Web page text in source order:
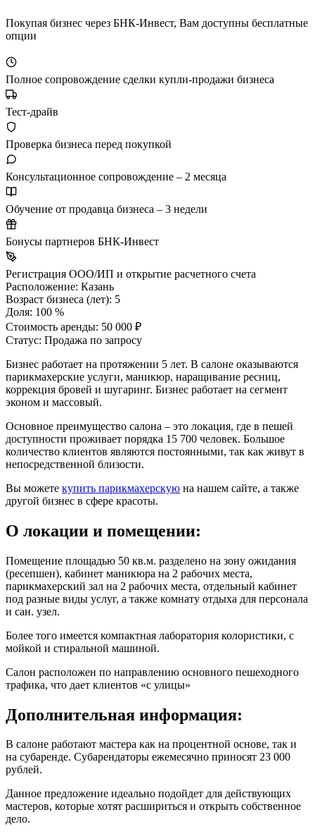
Покупая бизнес через БНК-Инвест, Вам доступны бесплатные
опции
Полное сопровождение сделки купли-продажи бизнеса
Тест-драйв
Проверка бизнеса перед покупкой
Консультационное сопровождение – 2 месяца
Обучение от продавца бизнеса – 3 недели
Бонусы партнеров БНК-Инвест
Регистрация ООО/ИП и открытие расчетного счета
Расположение: Казань
Возраст бизнеса (лет): 5
Доля: 100 %
Стоимость аренды: 50 000 ₽
Статус: Продажа по запросу
Бизнес работает на протяжении 5 лет. В салоне оказываются
парикмахерские услуги, маникюр, наращивание ресниц,
коррекция бровей и шугаринг. Бизнес работает на сегмент
эконом и массовый.
Основное преимущество салона – это локация, где в пешей
доступности проживает порядка 15 700 человек. Большое
количество клиентов являются постоянными, так как живут в
непосредственной близости.
Вы можете купить парикмахерскую на нашем сайте, а также
другой бизнес в сфере красоты.
О локации и помещении:
Помещение площадью 50 кв.м. разделено на зону ожидания
(ресепшен), кабинет маникюра на 2 рабочих места,
парикмахерский зал на 2 рабочих места, отдельный кабинет
под разные виды услуг, а также комнату отдыха для персонала
и сан. узел.
Более того имеется компактная лаборатория колористики, с
мойкой и стиральной машиной.
Салон расположен по направлению основного пешеходного
трафика, что дает клиентов «с улицы»
Дополнительная информация:
В салоне работают мастера как на процентной основе, так и
на субаренде. Субарендаторы ежемесячно приносят 23 000
рублей.
Данное предложение идеально подойдет для действующих
мастеров, которые хотят расшириться и открыть собственное
дело.